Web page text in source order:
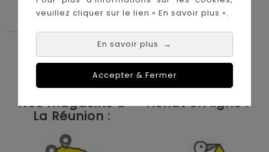
veuillez cliquer sur le lien « En savoir plus ».
En savoir plus →
Accepter & Fermer
Le Coin des Petits propose les plus
grandes marques de puériculture aux
meilleurs prix sur l'île de la Réunion !
Nos magasins à
La Réunion :
Achat en ligne :